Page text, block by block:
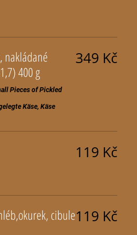
nakládané
kostky, korbáčiky čabajka, olivy, kozí sýr) (A-1,7) 400 g
Pieces of Pickled
Käse, Käse
349 Kč
119 Kč
cibule119 Kč